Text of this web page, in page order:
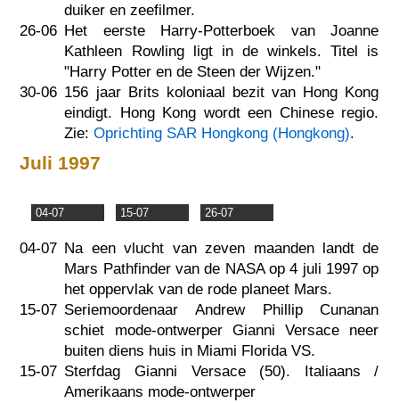
duiker en zeefilmer.
26-06 Het eerste Harry-Potterboek van Joanne
Kathleen Rowling ligt in de winkels. Titel is
"Harry Potter en de Steen der Wijzen."
30-06 156 jaar Brits koloniaal bezit van Hong Kong
eindigt. Hong Kong wordt een Chinese regio.
Zie:Oprichting SAR Hongkong (Hongkong).
Juli 1997
04-07 15-07 26-07
04-07 Na een vlucht van zeven maanden landt de
Mars Pathfinder van de NASA op 4 juli 1997 op
het oppervlak van de rode planeet Mars.
15-07 Seriemoordenaar Andrew Phillip Cunanan
schiet mode-ontwerper Gianni Versace neer
buiten diens huis in Miami Florida VS.
15-07 Sterfdag Gianni Versace (50). Italiaans /
Amerikaans mode-ontwerper